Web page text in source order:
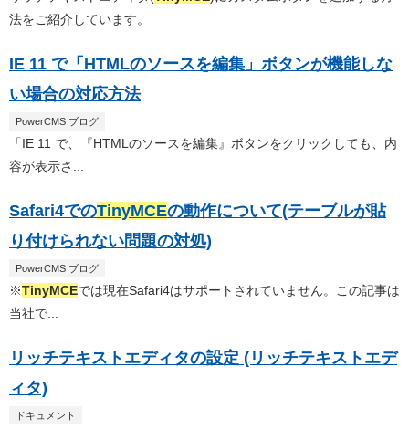
法をご紹介しています。
IE 11 で「HTMLのソースを編集」ボタンが機能しな
い場合の対応方法
PowerCMS ブログ
「IE 11 で、『HTMLのソースを編集』ボタンをクリックしても、内
容が表示さ...
Safari4でのTinyMCEの動作について(テーブルが貼
り付けられない問題の対処)
PowerCMS ブログ
※TinyMCEでは現在Safari4はサポートされていません。この記事は
当社で...
リッチテキストエディタの設定 (リッチテキストエデ
ィタ)
ドキュメント